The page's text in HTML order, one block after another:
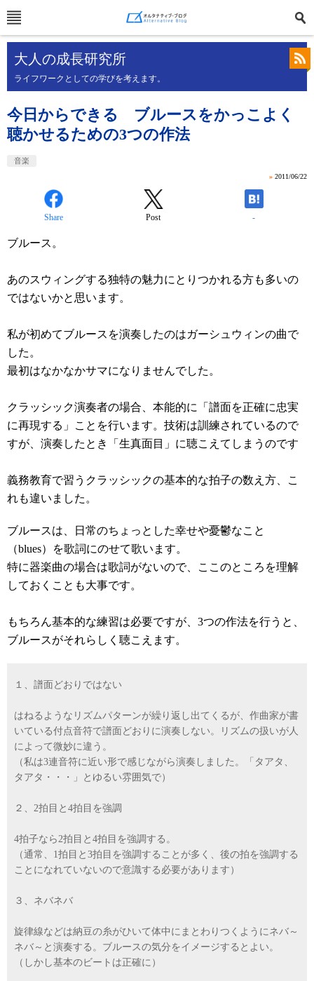
大人の成長研究所
ライフワークとしての学びを考えます。
今日からできる ブルースをかっこよく
聴かせるための3つの作法
音楽
» 2011/06/22
Share Post -
ブルース。
あのスウィングする独特の魅力にとりつかれる方も多いの
ではないかと思います。
私が初めてブルースを演奏したのはガーシュウィンの曲で
した。
最初はなかなかサマになりませんでした。
クラッシック演奏者の場合、本能的に「譜面を正確に忠実
に再現する」ことを行います。技術は訓練されているので
すが、演奏したとき「生真面目」に聴こえてしまうのです
義務教育で習うクラッシックの基本的な拍子の数え方、こ
れも違いました。
ブルースは、日常のちょっとした幸せや憂鬱なこと
（blues）を歌詞にのせて歌います。
特に器楽曲の場合は歌詞がないので、ここのところを理解
しておくことも大事です。
もちろん基本的な練習は必要ですが、3つの作法を行うと、
ブルースがそれらしく聴こえます。
１、譜面どおりではない
はねるようなリズムパターンが繰り返し出てくるが、作曲家が書
いている付点音符で譜面どおりに演奏しない。リズムの扱いが人
によって微妙に違う。
（私は3連音符に近い形で感じながら演奏しました。「タアタ、
タアタ・・・」とゆるい雰囲気で）
２、2拍目と4拍目を強調
4拍子なら2拍目と4拍目を強調する。
（通常、1拍目と3拍目を強調することが多く、後の拍を強調する
ことになれていないので意識する必要があります）
３、ネバネバ
旋律線などは納豆の糸がひいて体中にまとわりつくようにネバ～
ネバ～と演奏する。ブルースの気分をイメージするとよい。
（しかし基本のビートは正確に）